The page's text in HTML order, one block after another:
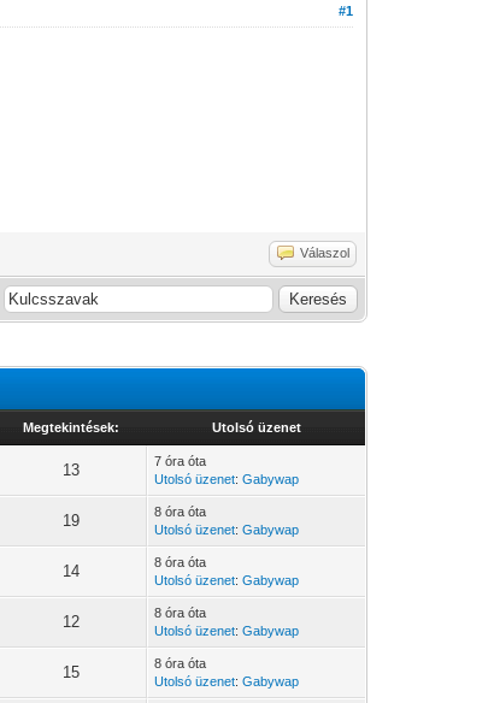
#1
Válaszol
Megtekintések: Utolsó üzenet
13
7 óra óta
Utolsó üzenet:Gabywap
19
8 óra óta
Utolsó üzenet:Gabywap
14
8 óra óta
Utolsó üzenet:Gabywap
12
8 óra óta
Utolsó üzenet:Gabywap
15
8 óra óta
Utolsó üzenet:Gabywap